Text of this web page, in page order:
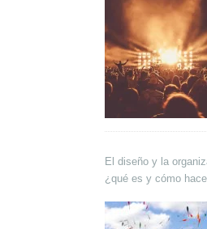
El diseño y la
¿qué es y cómo